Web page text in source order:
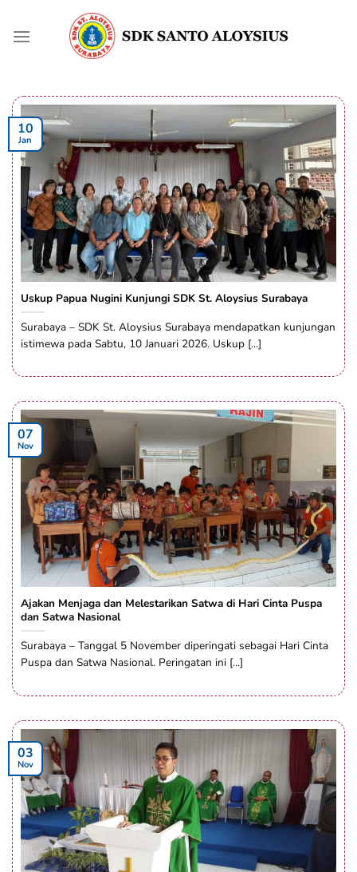
Uskup Papua Nugini Kunjungi SDK St. Aloysius Surabaya
Surabaya – SDK St. Aloysius Surabaya mendapatkan kunjungan
istimewa pada Sabtu, 10 Januari 2026. Uskup [...]
10
Jan
Ajakan Menjaga dan Melestarikan Satwa di Hari Cinta Puspa
dan Satwa Nasional
Surabaya – Tanggal 5 November diperingati sebagai Hari Cinta
Puspa dan Satwa Nasional. Peringatan ini [...]
07
Nov
03
Nov